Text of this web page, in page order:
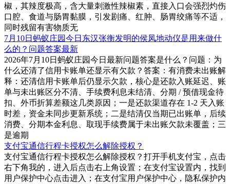
椒，其辣度极高，含大量刺激性辣椒素，直接入口会强烈灼伤
口腔、食道与肠胃黏膜，引发剧痛、红肿、肠胃绞痛等不适，
同时残留有害物质无
7月10日蚂蚁庄园今日东汉张衡发明的侯凤地动仪是用来做什
么的？问题答案最新
2026年7月10日蚂蚁庄园今日最新问题答案是什么？问题：为
什么还清了信用卡账单还显示有欠款？答案：有消费未出账解
释：还清信用卡账单后仍显示欠款，核心是还款入账延迟、账
单与未出账区分不清、手续费利息未结清、分期 / 预借现金待
扣、外币折算差额这几类原因；一是还款渠道存在 1-2 天入账
时差，资金未同步更新系统；二是结清仅当期已出账单，后续
消费、分期本金利息、取现手续费属于未出账欠款未覆盖；三
是逾期
支付宝通信行程卡授权怎么解除授权？
支付宝通信行程卡授权怎么解除授权？打开手机支付宝，点击
右下角我的，进入后点击右上角设置；在支付宝设置内，找到
用户保护中心点击进入；在支付宝用户保护中心，隐私保护内